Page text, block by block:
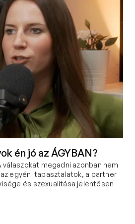
én jó az ÁGYBAN?
válaszokat megadni azonban nem
egyéni tapasztalatok, a partner
és szexualitása jelentősen